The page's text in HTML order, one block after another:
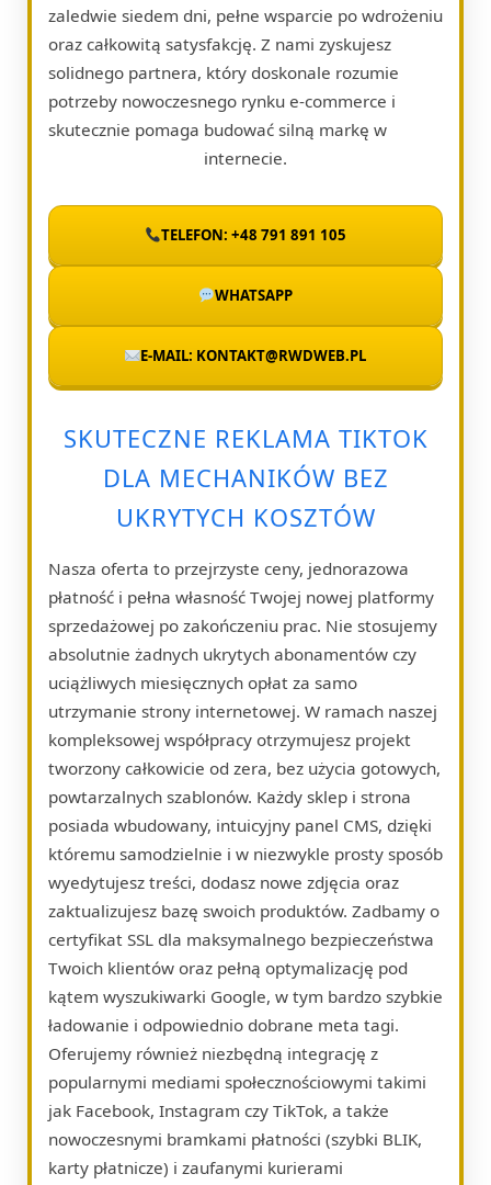
zaledwie siedem dni, pełne wsparcie po wdrożeniu
oraz całkowitą satysfakcję. Z nami zyskujesz
solidnego partnera, który doskonale rozumie
potrzeby nowoczesnego rynku e-commerce i
skutecznie pomaga budować silną markę w
internecie.
TELEFON: +48 791 891 105
WHATSAPP
E-MAIL: KONTAKT@RWDWEB.PL
SKUTECZNE REKLAMA TIKTOK
DLA MECHANIKÓW BEZ
UKRYTYCH KOSZTÓW
Nasza oferta to przejrzyste ceny, jednorazowa
płatność i pełna własność Twojej nowej platformy
sprzedażowej po zakończeniu prac. Nie stosujemy
absolutnie żadnych ukrytych abonamentów czy
uciążliwych miesięcznych opłat za samo
utrzymanie strony internetowej. W ramach naszej
kompleksowej współpracy otrzymujesz projekt
tworzony całkowicie od zera, bez użycia gotowych,
powtarzalnych szablonów. Każdy sklep i strona
posiada wbudowany, intuicyjny panel CMS, dzięki
któremu samodzielnie i w niezwykle prosty sposób
wyedytujesz treści, dodasz nowe zdjęcia oraz
zaktualizujesz bazę swoich produktów. Zadbamy o
certyfikat SSL dla maksymalnego bezpieczeństwa
Twoich klientów oraz pełną optymalizację pod
kątem wyszukiwarki Google, w tym bardzo szybkie
ładowanie i odpowiednio dobrane meta tagi.
Oferujemy również niezbędną integrację z
popularnymi mediami społecznościowymi takimi
jak Facebook, Instagram czy TikTok, a także
nowoczesnymi bramkami płatności (szybki BLIK,
karty płatnicze) i zaufanymi kurierami